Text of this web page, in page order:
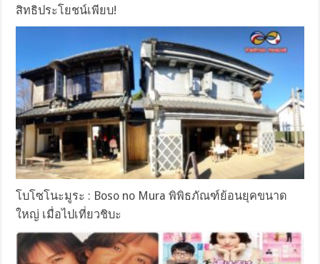
สิทธิประโยชน์เพียบ!
โบโซโนะมูระ : Boso no Mura พิพิธภัณฑ์ย้อนยุคขนาด
ใหญ่ เมื่อไปเที่ยวชิบะ